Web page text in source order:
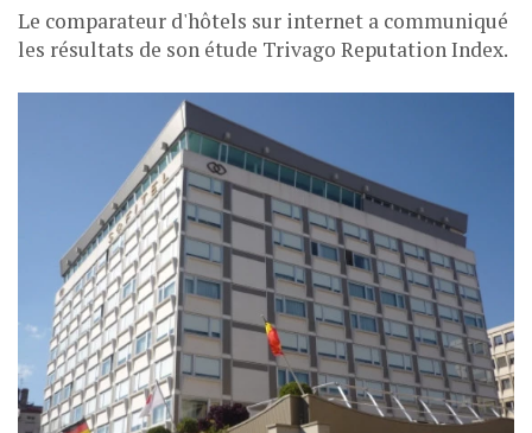
Le comparateur d'hôtels sur internet a communiqué
les résultats de son étude Trivago Reputation Index.